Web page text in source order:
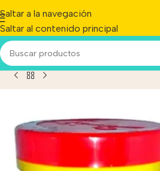
Saltar a la navegación
Saltar al contenido principal
/Alimento Para Peces Shulet